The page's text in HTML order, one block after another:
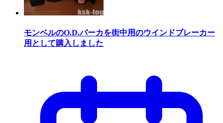
モンベルのO.D.パーカを街中用のウインドブレーカー
用として購入しました